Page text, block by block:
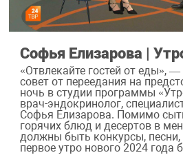
Софья Елизарова |
«Отвлекайте гостей от еды»,
совет от переедания на
ночь в студии программы
врач-эндокринолог,
Софья Елизарова. Помимо
горячих блюд и десертов в
должны быть конкурсы, песни,
первое утро нового 2024 года